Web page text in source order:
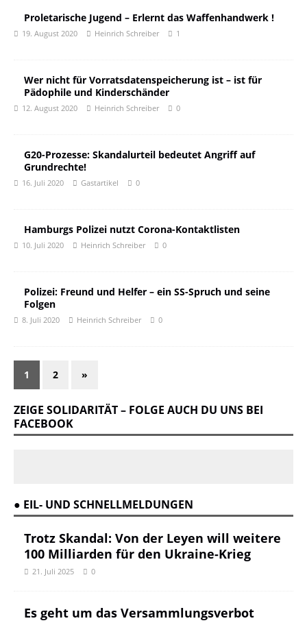
Proletarische Jugend – Erlernt das Waffenhandwerk !
19. August 2020 Heinrich Schreiber 1
Wer nicht für Vorratsdatenspeicherung ist – ist für
Pädophile und Kinderschänder
12. August 2020 Heinrich Schreiber 0
G20-Prozesse: Skandalurteil bedeutet Angriff auf
Grundrechte!
16. Juli 2020 Gastartikel 0
Hamburgs Polizei nutzt Corona-Kontaktlisten
10. Juli 2020 Heinrich Schreiber 0
Polizei: Freund und Helfer – ein SS-Spruch und seine
Folgen
8. Juli 2020 Heinrich Schreiber 0
1 2 »
ZEIGE SOLIDARITÄT – FOLGE AUCH DU UNS BEI
FACEBOOK
● EIL- UND SCHNELLMELDUNGEN
Trotz Skandal: Von der Leyen will weitere
100 Milliarden für den Ukraine-Krieg
21. Juli 2025 0
Es geht um das Versammlungsverbot